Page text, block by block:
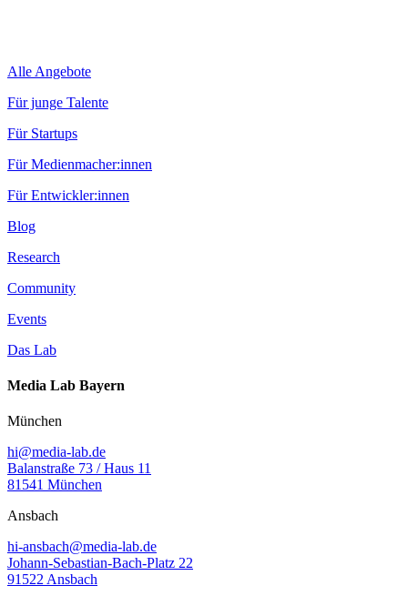
Alle Angebote
Für junge Talente
Für Startups
Für Medienmacher:innen
Für Entwickler:innen
Blog
Research
Community
Events
Das Lab
Media Lab Bayern
München
hi@media-lab.de
Balanstraße 73 / Haus 11
81541 München
Ansbach
hi-ansbach@media-lab.de
Johann-Sebastian-Bach-Platz 22
91522 Ansbach